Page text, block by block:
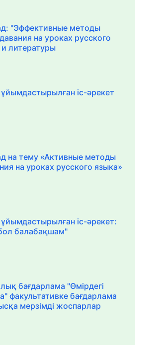
"Эффективные методы
на уроках русского
литературы
іс-әрекет
на тему «Активные методы
на уроках русского языка»
іс-әрекет:
балабақшам"
бағдарлама "Өмірдегі
факультативке бағдарлама
мерзімді жоспарлар